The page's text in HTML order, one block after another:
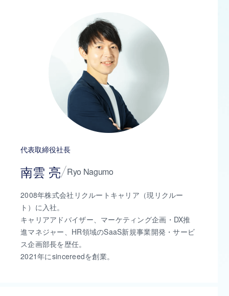
代表取締役社長
南雲 亮 Ryo Nagumo
2008年株式会社リクルートキャリア（現リクルー
ト）に入社。
キャリアアドバイザー、マーケティング企画・DX推
進マネジャー、HR領域のSaaS新規事業開発・サービ
ス企画部長を歴任。
2021年にsincereedを創業。